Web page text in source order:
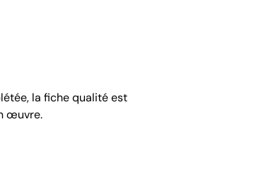
la fiche qualité est
œuvre.